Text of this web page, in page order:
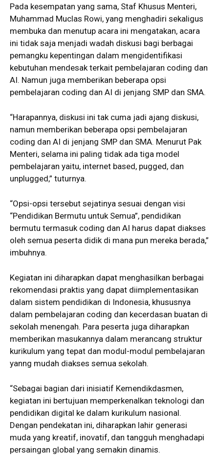
Pada kesempatan yang sama, Staf Khusus Menteri,
Muhammad Muclas Rowi, yang menghadiri sekaligus
membuka dan menutup acara ini mengatakan, acara
ini tidak saja menjadi wadah diskusi bagi berbagai
pemangku kepentingan dalam mengidentifikasi
kebutuhan mendesak terkait pembelajaran coding dan
AI. Namun juga memberikan beberapa opsi
pembelajaran coding dan AI di jenjang SMP dan SMA.
“Harapannya, diskusi ini tak cuma jadi ajang diskusi,
namun memberikan beberapa opsi pembelajaran
coding dan AI di jenjang SMP dan SMA. Menurut Pak
Menteri, selama ini paling tidak ada tiga model
pembelajaran yaitu, internet based, pugged, dan
unplugged,” tuturnya.
“Opsi-opsi tersebut sejatinya sesuai dengan visi
“Pendidikan Bermutu untuk Semua”, pendidikan
bermutu termasuk coding dan AI harus dapat diakses
oleh semua peserta didik di mana pun mereka berada,”
imbuhnya.
Kegiatan ini diharapkan dapat menghasilkan berbagai
rekomendasi praktis yang dapat diimplementasikan
dalam sistem pendidikan di Indonesia, khususnya
dalam pembelajaran coding dan kecerdasan buatan di
sekolah menengah. Para peserta juga diharapkan
memberikan masukannya dalam merancang struktur
kurikulum yang tepat dan modul-modul pembelajaran
yanng mudah diakses semua sekolah.
“Sebagai bagian dari inisiatif Kemendikdasmen,
kegiatan ini bertujuan memperkenalkan teknologi dan
pendidikan digital ke dalam kurikulum nasional.
Dengan pendekatan ini, diharapkan lahir generasi
muda yang kreatif, inovatif, dan tangguh menghadapi
persaingan global yang semakin dinamis.